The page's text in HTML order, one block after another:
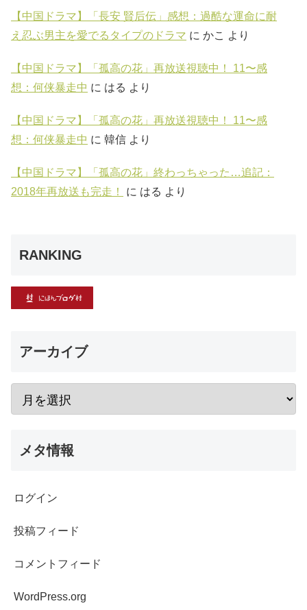
【中国ドラマ】「長安 賢后伝」感想：過酷な運命に耐
え忍ぶ男主を愛でるタイプのドラマ に かこ より
【中国ドラマ】「孤高の花」再放送視聴中！ 11〜感
想：何侠暴走中 に はる より
【中国ドラマ】「孤高の花」再放送視聴中！ 11〜感
想：何侠暴走中 に 韓信 より
【中国ドラマ】「孤高の花」終わっちゃった…追記：
2018年再放送も完走！
に はる より
RANKING
アーカイブ
メタ情報
ログイン
投稿フィード
コメントフィード
WordPress.org